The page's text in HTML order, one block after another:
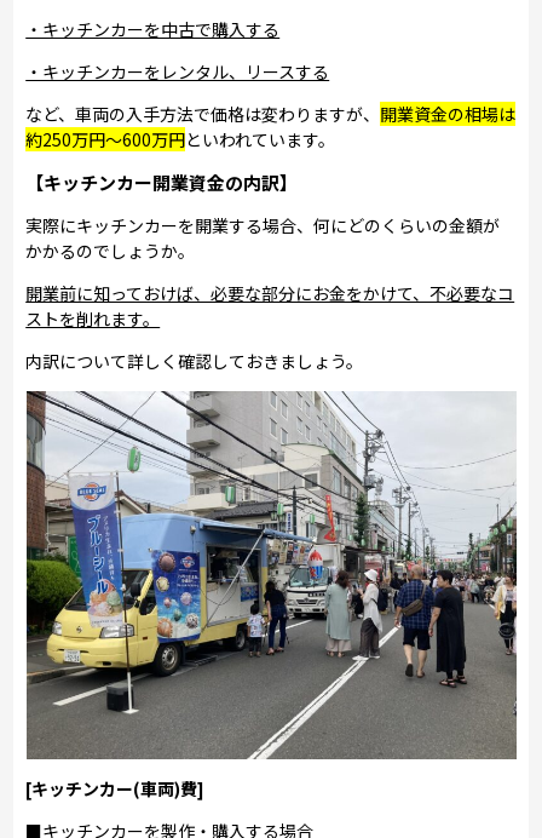
・キッチンカーを中古で購入する
・キッチンカーをレンタル、リースする
など、車両の入手方法で価格は変わりますが、 開業資金の相場は
約250万円～600万円といわれています。
【キッチンカー開業資金の内訳】
実際にキッチンカーを開業する場合、何にどのくらいの金額が
かかるのでしょうか。
開業前に知っておけば、必要な部分にお金をかけて、不必要なコ
ストを削れます。
内訳について詳しく確認しておきましょう。
[キッチンカー(車両)費]
■キッチンカーを製作・購入する場合